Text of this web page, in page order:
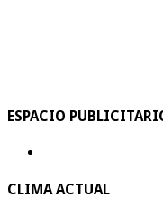
ESPACIO
CLIMA ACTUAL